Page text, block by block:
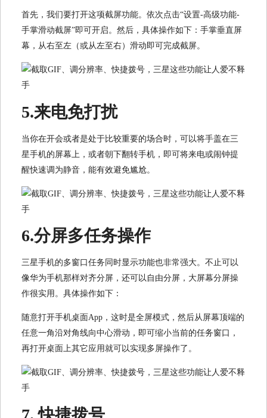
首先，我们要打开这项截屏功能。依次点击“设置-高级功能-
手掌滑动截屏”即可开启。然后，具体操作如下：手掌垂直屏
幕，从右至左（或从左至右）滑动即可完成截屏。
5.来电免打扰
当你在开会或者是处于比较重要的场合时，可以将手盖在三
星手机的屏幕上，或者朝下翻转手机，即可将来电或闹钟提
醒快速调为静音，能有效避免尴尬。
6.分屏多任务操作
三星手机的多窗口任务同时显示功能也非常强大。不止可以
像华为手机那样对齐分屏，还可以自由分屏，大屏幕分屏操
作很实用。具体操作如下：
随意打开手机桌面App，这时是全屏模式，然后从屏幕顶端的
任意一角沿对角线向中心滑动，即可缩小当前的任务窗口，
再打开桌面上其它应用就可以实现多屏操作了。